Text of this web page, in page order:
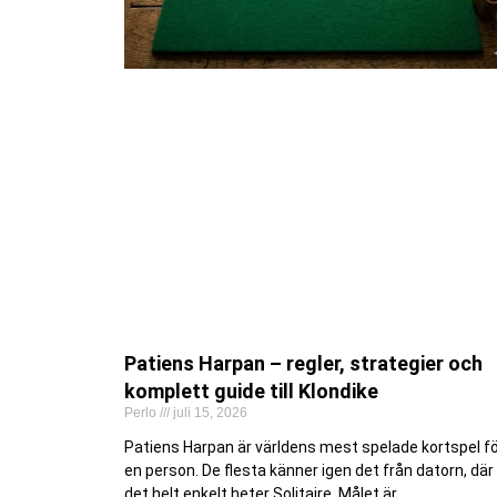
Patiens Harpan – regler, strategier och
komplett guide till Klondike
Perlo juli 15, 2026
Patiens Harpan är världens mest spelade kortspel
en person. De flesta känner igen det från datorn, där